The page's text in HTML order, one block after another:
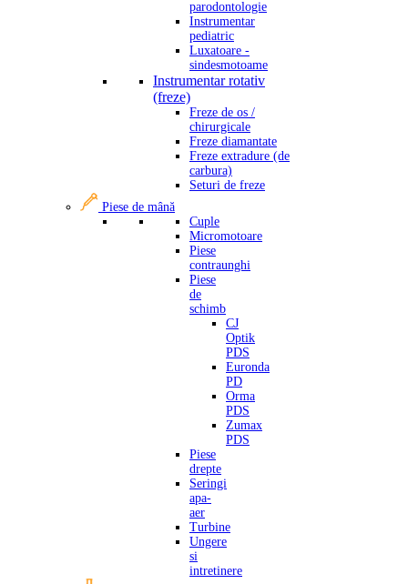
parodontologie
Instrumentar
pediatric
Luxatoare -
sindesmotoame
Instrumentar rotativ
(freze)
Freze de os /
chirurgicale
Freze diamantate
Freze extradure (de
carbura)
Seturi de freze
Piese de mână
Cuple
Micromotoare
Piese
contraunghi
Piese
de
schimb
CJ
Optik
PDS
Euronda
PD
Orma
PDS
Zumax
PDS
Piese
drepte
Seringi
apa-
aer
Turbine
Ungere
si
intretinere